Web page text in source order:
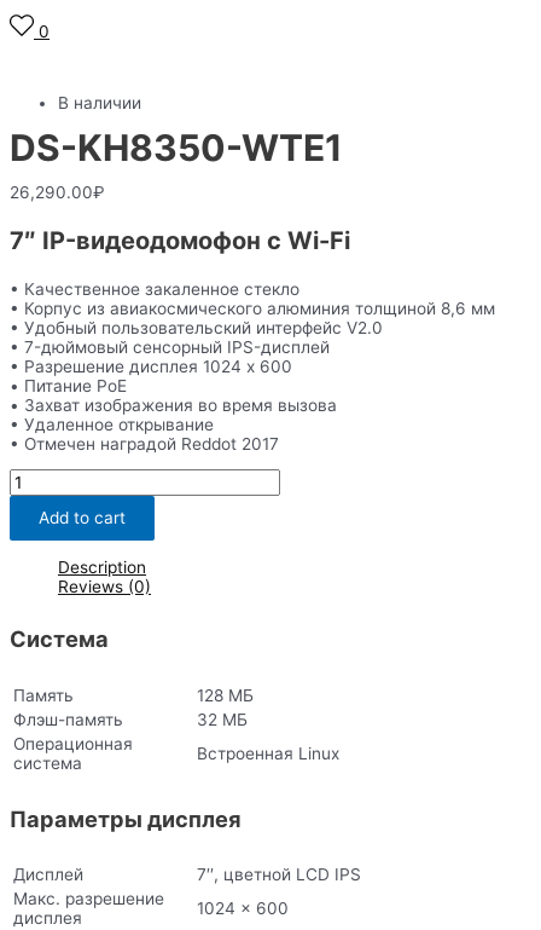
0
В наличии
DS-KH8350-WTE1
26,290.00₽
7″ IP-видеодомофон с Wi-Fi
• Качественное закаленное стекло
• Корпус из авиакосмического алюминия толщиной 8,6 мм
• Удобный пользовательский интерфейс V2.0
• 7-дюймовый сенсорный IPS-дисплей
• Разрешение дисплея 1024 x 600
• Питание PoE
• Захват изображения во время вызова
• Удаленное открывание
• Отмечен наградой Reddot 2017
DS-
KH8350-
WTE1
quantity
Add to cart
Description
Reviews (0)
Система
Память
128 МБ
Флэш-память
32 МБ
Операционная
система
Встроенная Linux
Параметры дисплея
Дисплей
7′′, цветной LCD IPS
Макс. разрешение
дисплея
1024 x 600